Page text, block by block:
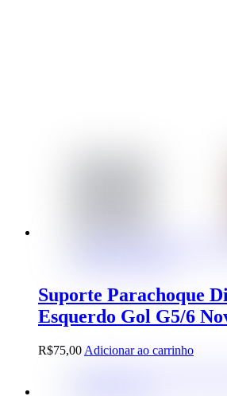
Suporte Parachoque
Esquerdo Gol G5/6
R$75,00 Adicionar ao carrinho